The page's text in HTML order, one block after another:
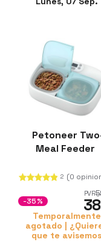
Petoneer
Meal Feeder
2 (0
PVR
38
-35%
Temporalmente
agotado |
que te avisemos